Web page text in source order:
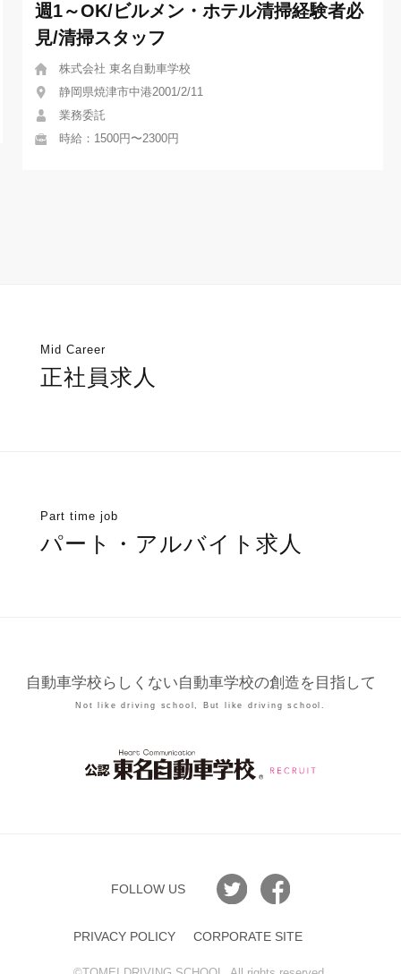
週1～OK/ビルメン・ホテル清掃経験者必
見/清掃スタッフ
株式会社 東名自動車学校
静岡県焼津市中港2001/2/11
業務委託
時給：1500円〜2300円
Mid Career
正社員求人
Part time job
パート・アルバイト求人
自動車学校らしくない自動車学校の創造を目指して
Not like driving school, But like driving school.
FOLLOW US
PRIVACY POLICY CORPORATE SITE